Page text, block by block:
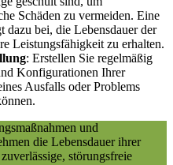
Schäden zu vermeiden. Eine
dazu bei, die Lebensdauer der
Leistungsfähigkeit zu erhalten.
: Erstellen Sie regelmäßig
Konfigurationen Ihrer
Ausfalls oder Problems
und
die Lebensdauer ihrer
störungsfreie